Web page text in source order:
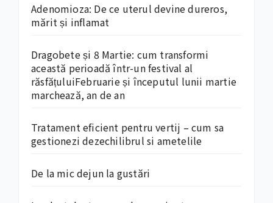
Adenomioza: De ce uterul devine dureros,
mărit și inflamat
Dragobete și 8 Martie: cum transformi
această perioadă într-un festival al
răsfățuluiFebruarie și începutul lunii martie
marchează, an de an
Tratament eficient pentru vertij – cum sa
gestionezi dezechilibrul si ametelile
De la mic dejun la gustări